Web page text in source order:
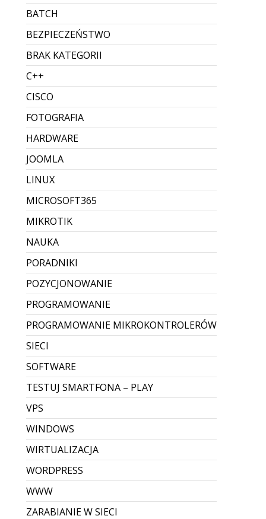
BATCH
BEZPIECZEŃSTWO
BRAK KATEGORII
C++
CISCO
FOTOGRAFIA
HARDWARE
JOOMLA
LINUX
MICROSOFT365
MIKROTIK
NAUKA
PORADNIKI
POZYCJONOWANIE
PROGRAMOWANIE
PROGRAMOWANIE MIKROKONTROLERÓW
SIECI
SOFTWARE
TESTUJ SMARTFONA – PLAY
VPS
WINDOWS
WIRTUALIZACJA
WORDPRESS
WWW
ZARABIANIE W SIECI